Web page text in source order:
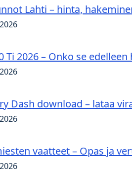
Lahti – hinta,
Ti 2026 – Onko se
Dash download – lataa
vaatteet – Opas ja